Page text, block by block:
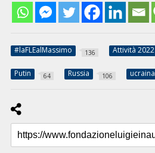
#laFLEalMassimo 136 Attività 2022
Putin 64 Russia 106 ucraina